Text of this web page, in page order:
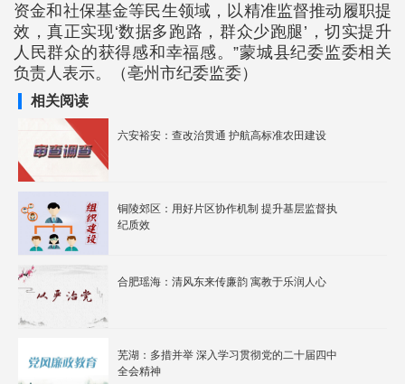
资金和社保基金等民生领域，以精准监督推动履职提
效，真正实现‘数据多跑路，群众少跑腿’，切实提升
人民群众的获得感和幸福感。”蒙城县纪委监委相关
负责人表示。（亳州市纪委监委）
相关阅读
六安裕安：查改治贯通 护航高标准农田建设
铜陵郊区：用好片区协作机制 提升基层监督执
纪质效
合肥瑶海：清风东来传廉韵 寓教于乐润人心
芜湖：多措并举 深入学习贯彻党的二十届四中
全会精神